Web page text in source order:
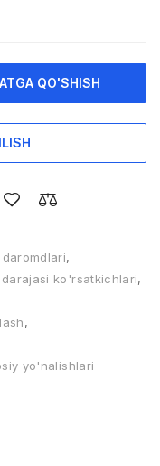
QO'SHISH
daromdlari,
ko'rsatkichlari,
,
yo'nalishlari